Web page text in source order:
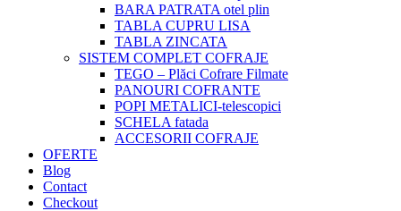
BARA PATRATA otel plin
TABLA CUPRU LISA
TABLA ZINCATA
SISTEM COMPLET COFRAJE
TEGO – Plăci Cofrare Filmate
PANOURI COFRANTE
POPI METALICI-telescopici
SCHELA fatada
ACCESORII COFRAJE
OFERTE
Blog
Contact
Checkout